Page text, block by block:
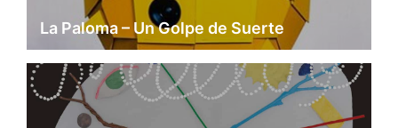
La Paloma – Un Golpe de Suerte